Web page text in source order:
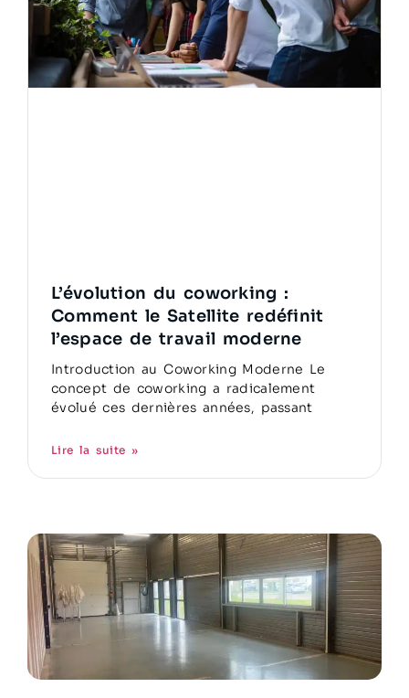
L’évolution du coworking :
Comment le Satellite redéfinit
l’espace de travail moderne
Introduction au Coworking Moderne Le
concept de coworking a radicalement
évolué ces dernières années, passant
Lire la suite »